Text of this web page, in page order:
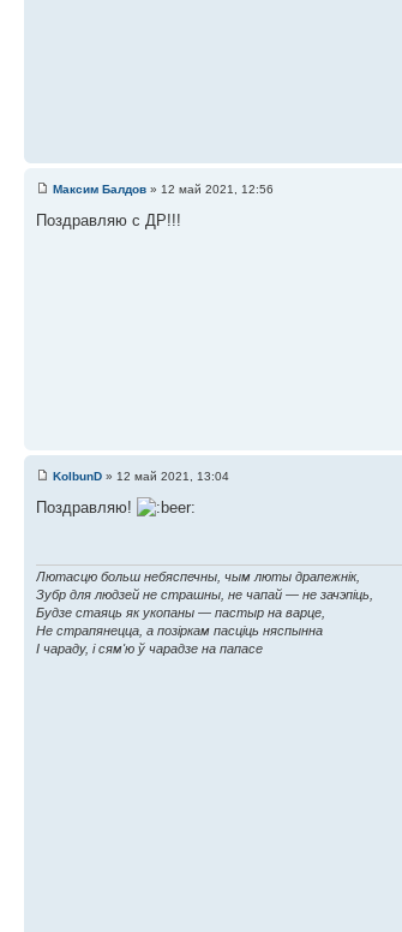
Максим Балдов » 12 май 2021, 12:56
Поздравляю с ДР!!!
KolbunD » 12 май 2021, 13:04
Поздравляю!
Лютасцю больш небяспечны, чым люты драпежнік,
Зубр для людзей не страшны, не чапай — не зачэпіць,
Будзе стаяць як укопаны — пастыр на варце,
Не страпянецца, а позіркам пасціць няспынна
I чараду, і сям'ю ў чарадзе на папасе